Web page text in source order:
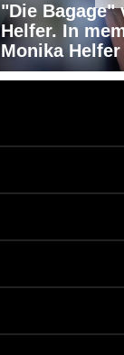
"Die Bagage"
Helfer. In
Monika Helfer